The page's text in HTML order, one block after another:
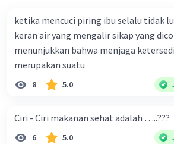
Iklan
Kesehatan adalah keadaan fisik,
baik dan optimal, bukan hanya
penyakit atau gangguan. Kesehatan
aspek dalam kehidupan seseorang
kondisi dinamis yang dipengaruhi
seperti gaya hidup, lingkungan,
Ada beberapa dimensi kesehatan
ketika mencuci piring ibu selalu tidak
keran air yang mengalir sikap yang
menunjukkan bahwa menjaga
merupakan suatu
8 5.0
Ciri - Ciri makanan sehat adalah …..???
6 5.0